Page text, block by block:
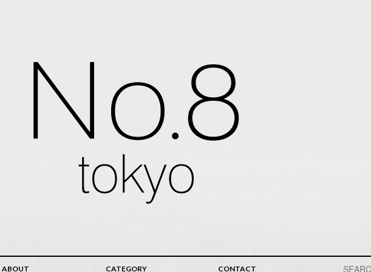
ABOUT CATEGORY CONTACT